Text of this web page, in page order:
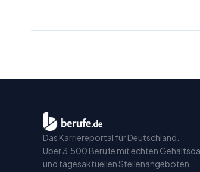
Das Karriereportal für Deutschland.
Über 3.500 Berufe mit echten
und tagesaktuellen Stellenangeboten.